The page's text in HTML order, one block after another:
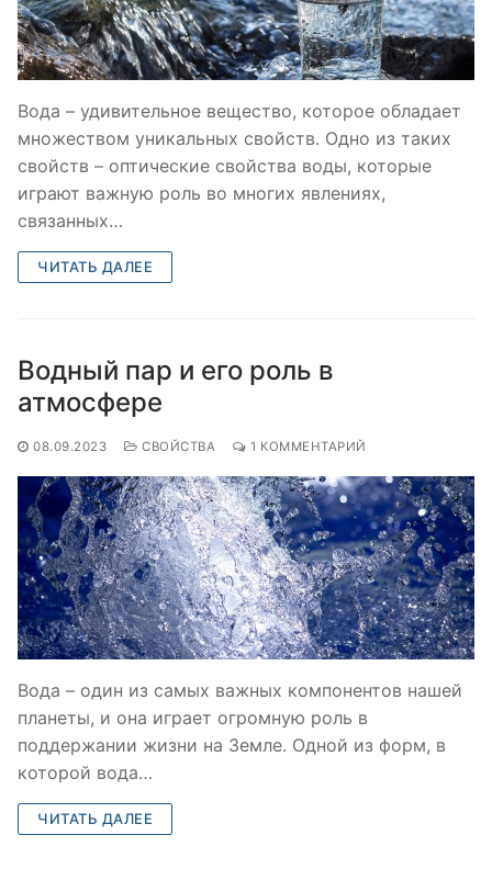
Вода – удивительное вещество, которое обладает
множеством уникальных свойств. Одно из таких
свойств – оптические свойства воды, которые
играют важную роль во многих явлениях,
связанных…
ЧИТАТЬ ДАЛЕЕ
Водный пар и его роль в
атмосфере
08.09.2023 СВОЙСТВА 1 КОММЕНТАРИЙ
Вода – один из самых важных компонентов нашей
планеты, и она играет огромную роль в
поддержании жизни на Земле. Одной из форм, в
которой вода…
ЧИТАТЬ ДАЛЕЕ